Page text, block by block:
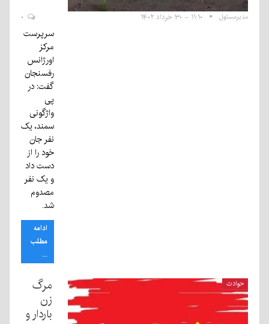
مدیرمسئول ۱۱:۱۰ - ۳۰ خرداد ۱۴۰۲
سرپرست
مرکز
اورژانس
رفسنجان
گفت: در
پی
واژگونی
سمند، یک
نفر جان
خود را از
دست داد
و یک نفر
مصدوم
شد.
ادامه
مطلب
...
حوادث
مرگ
زن
باردار و